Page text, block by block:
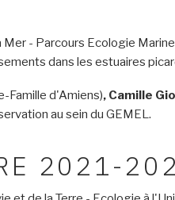
- Parcours Ecologie
dans les estuaires
Famille d'Amiens), Camille
au sein du GEMEL.
2021-